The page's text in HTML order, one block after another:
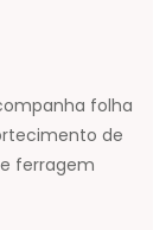
folha
de
ferragem